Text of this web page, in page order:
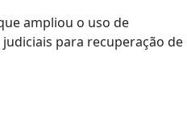
ampliou o uso de
para recuperação de